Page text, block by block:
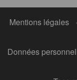
Mentions légales
Données